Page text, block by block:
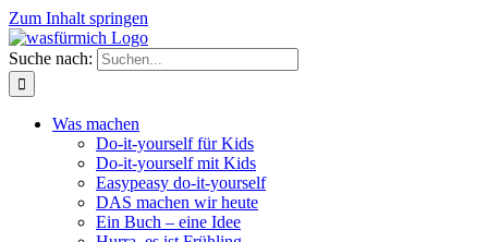
Zum Inhalt springen
Suche nach:
Was machen
Do-it-yourself für Kids
Do-it-yourself mit Kids
Easypeasy do-it-yourself
DAS machen wir heute
Ein Buch – eine Idee